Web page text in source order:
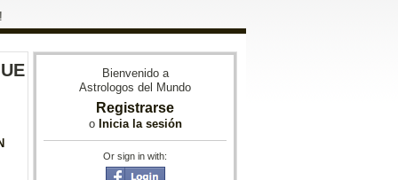
Bienvenido a
Astrologos del Mundo
Registrarse
o Inicia la sesión
Or sign in with: